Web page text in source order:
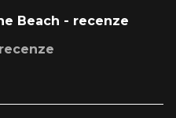
Beach - recenze